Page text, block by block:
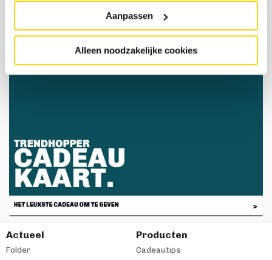
Aanpassen
Alleen noodzakelijke cookies
Actueel
Folder
Producten
Cadeautips